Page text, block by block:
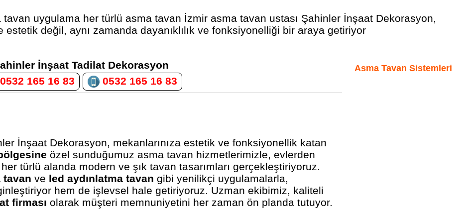
uygulama her türlü asma tavan İzmir asma tavan ustası Şahinler İnşaat Dekorasyon,
değil, aynı zamanda dayanıklılık ve fonksiyonelliği bir araya getiriyor
İnşaat Tadilat Dekorasyon
165 16 83
0532 165 16 83
İnşaat Dekorasyon, mekanlarınıza estetik ve fonksiyonellik katan
özel sunduğumuz asma tavan hizmetlerimizle, evlerden
türlü alanda modern ve şık tavan tasarımları gerçekleştiriyoruz.
tavan ve led aydınlatma tavan gibi yenilikçi uygulamalarla,
hem de işlevsel hale getiriyoruz. Uzman ekibimiz, kaliteli
firması olarak müşteri memnuniyetini her zaman ön planda tutuyor.
Asma Tavan Sistemleri